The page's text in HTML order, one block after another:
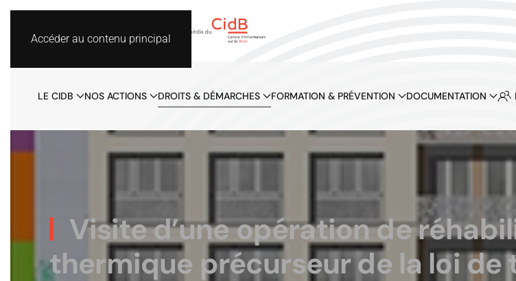
Accéder au contenu principal
LE CIDB NOS ACTIONS DROITS & DÉMARCHES FORMATION & PRÉVENTION DOCUMENTATION
Visite d’une opération de
thermique précurseur de la loi